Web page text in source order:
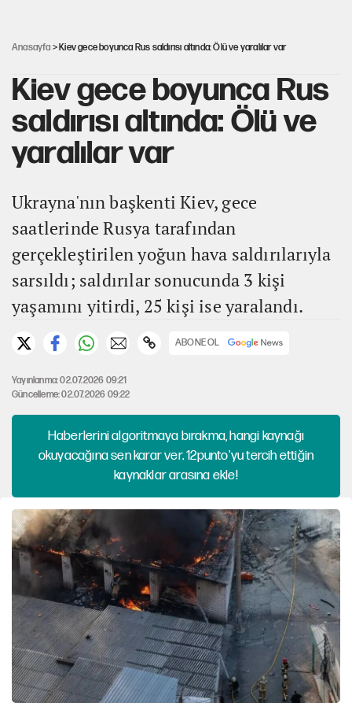
Anasayfa > Kiev gece boyunca Rus saldırısı altında: Ölü ve yaralılar var
Kiev gece boyunca Rus
saldırısı altında: Ölü ve
yaralılar var
Ukrayna'nın başkenti Kiev, gece
saatlerinde Rusya tarafından
gerçekleştirilen yoğun hava saldırılarıyla
sarsıldı; saldırılar sonucunda 3 kişi
yaşamını yitirdi, 25 kişi ise yaralandı.
ABONE OL
Yayınlanma: 02.07.2026 09:21
Güncelleme: 02.07.2026 09:22
Haberlerini algoritmaya bırakma, hangi kaynağı
okuyacağına sen karar ver. 12punto'yu tercih ettiğin
kaynaklar arasına ekle!